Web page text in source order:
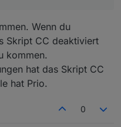
Wenn du
Skript CC deaktiviert
kommen.
hat das Skript CC
hat Prio.
0